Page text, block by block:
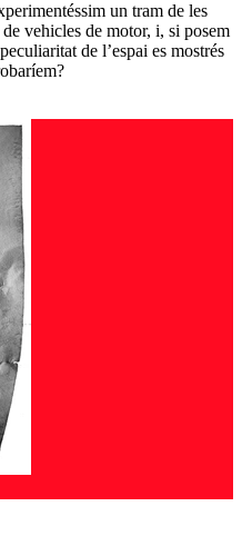
un tram de les
vehicles de motor, i, si posem
de l’espai es mostrés